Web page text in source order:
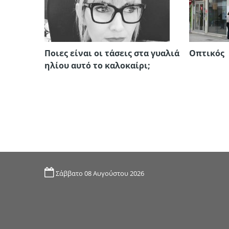
Ποιες είναι οι τάσεις στα γυαλιά
ηλίου αυτό το καλοκαίρι;
Οπτικός
Σάββατο 08 Αυγούστου 2026